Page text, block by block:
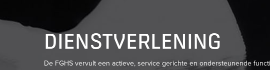
DIENSTVERLENING
De FGHS vervult een actieve, service gerichte en ondersteunende